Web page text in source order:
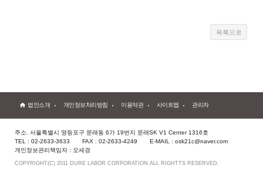
법인소개 개인정보처리방침 이용약관 사이트맵 관리자
주소. 서울특별시 영등포구 문래동 6가 19번지 문래SK V1 Center 1316호
TEL : 02-2633-3633
FAX : 02-2633-4249
E-MAIL : osk21c@naver.com
개인정보관리책임자 : 오세경
COPYRIGHT(C) 2011 DURE LABOR CORPORATION.ALL RIGHTTS RESERVED.